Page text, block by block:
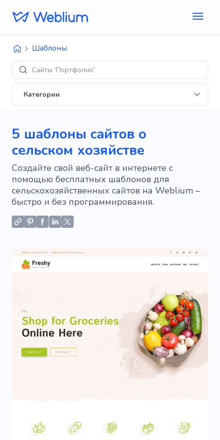
Шаблоны
Сайты 'Портфолио'
Категории
5 шаблоны сайтов о
сельском хозяйстве
Создайте свой веб-сайт в интернете с
помощью бесплатных шаблонов для
сельскохозяйственных сайтов на Weblium –
быстро и без программирования.